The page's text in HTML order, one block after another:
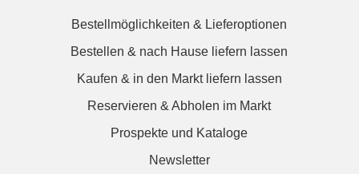
Bestellmöglichkeiten & Lieferoptionen
Bestellen & nach Hause liefern lassen
Kaufen & in den Markt liefern lassen
Reservieren & Abholen im Markt
Prospekte und Kataloge
Newsletter